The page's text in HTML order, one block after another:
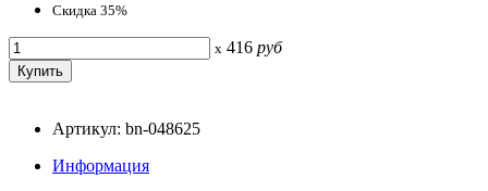
Скидка 35%
x 416 руб
Артикул: bn-048625
Информация